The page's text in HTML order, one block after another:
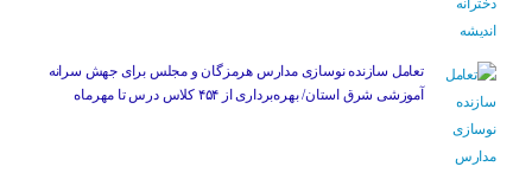
تعامل سازنده نوسازی مدارس هرمزگان و مجلس برای جهش سرانه
آموزشی شرق استان/ بهره‌برداری از ۴۵۴ کلاس درس تا مهرماه